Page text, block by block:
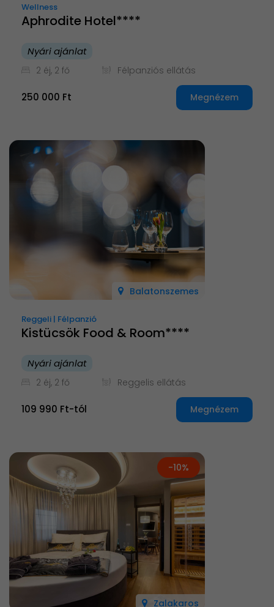
Wellness
Aphrodite Hotel****
Nyári ajánlat
2 éj, 2 fő Félpanziós ellátás
250 000 Ft Megnézem
Balatonszemes
Reggeli | Félpanzió
Kistücsök Food & Room****
Nyári ajánlat
2 éj, 2 fő Reggelis ellátás
109 990 Ft-tól Megnézem
-10%
Zalakaros